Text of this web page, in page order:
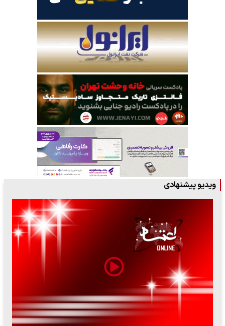
ویدیو پیشنهادی